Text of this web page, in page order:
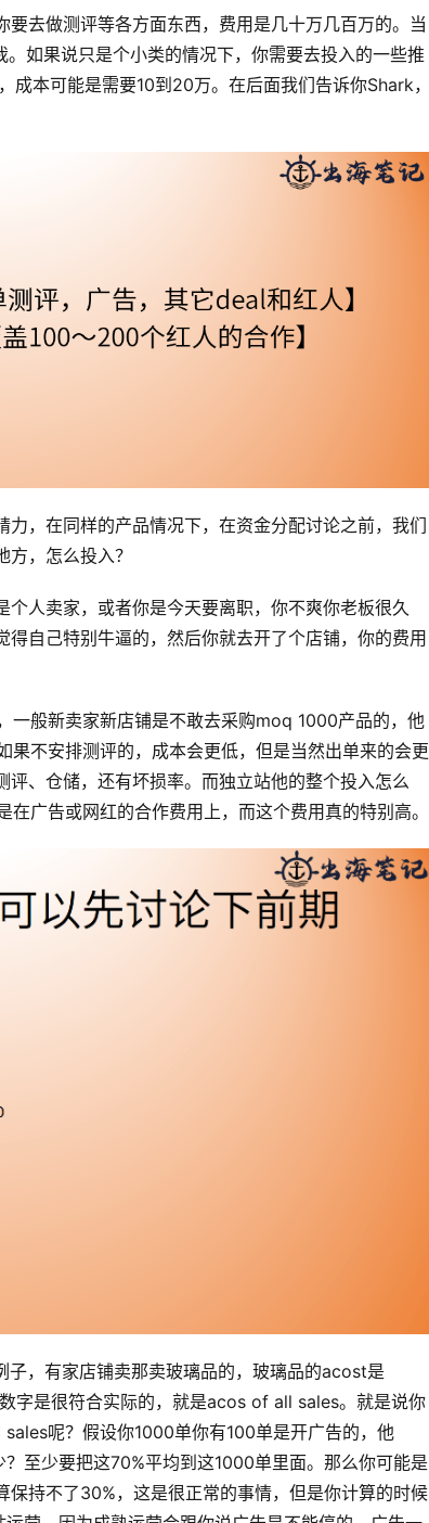
去做测评等各方面东西，费用是几十万几百万的。当
如果说只是个小类的情况下，你需要去投入的一些推
本可能是需要10到20万。在后面我们告诉你Shark，
，在同样的产品情况下，在资金分配讨论之前，我们
，怎么投入？
人卖家，或者你是今天要离职，你不爽你老板很久
自己特别牛逼的，然后你就去开了个店铺，你的费用
一般新卖家新店铺是不敢去采购moq 1000产品的，他
不安排测评的，成本会更低，但是当然出单来的会更
、仓储，还有坏损率。而独立站他的整个投入怎么
广告或网红的合作费用上，而这个费用真的特别高。
，有家店铺卖那卖玻璃品的，玻璃品的acost是
字是很符合实际的，就是acos of all sales。就是说你
呢？假设你1000单你有100单是开广告的，他
至少要把这70%平均到这1000单里面。那么你可能是
持不了30%，这是很正常的事情，但是你计算的时候